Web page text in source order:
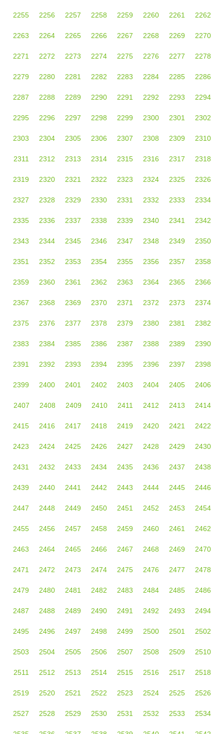
2255 2256 2257 2258 2259 2260 2261 2262
2263 2264 2265 2266 2267 2268 2269 2270
2271 2272 2273 2274 2275 2276 2277 2278
2279 2280 2281 2282 2283 2284 2285 2286
2287 2288 2289 2290 2291 2292 2293 2294
2295 2296 2297 2298 2299 2300 2301 2302
2303 2304 2305 2306 2307 2308 2309 2310
2311 2312 2313 2314 2315 2316 2317 2318
2319 2320 2321 2322 2323 2324 2325 2326
2327 2328 2329 2330 2331 2332 2333 2334
2335 2336 2337 2338 2339 2340 2341 2342
2343 2344 2345 2346 2347 2348 2349 2350
2351 2352 2353 2354 2355 2356 2357 2358
2359 2360 2361 2362 2363 2364 2365 2366
2367 2368 2369 2370 2371 2372 2373 2374
2375 2376 2377 2378 2379 2380 2381 2382
2383 2384 2385 2386 2387 2388 2389 2390
2391 2392 2393 2394 2395 2396 2397 2398
2399 2400 2401 2402 2403 2404 2405 2406
2407 2408 2409 2410 2411 2412 2413 2414
2415 2416 2417 2418 2419 2420 2421 2422
2423 2424 2425 2426 2427 2428 2429 2430
2431 2432 2433 2434 2435 2436 2437 2438
2439 2440 2441 2442 2443 2444 2445 2446
2447 2448 2449 2450 2451 2452 2453 2454
2455 2456 2457 2458 2459 2460 2461 2462
2463 2464 2465 2466 2467 2468 2469 2470
2471 2472 2473 2474 2475 2476 2477 2478
2479 2480 2481 2482 2483 2484 2485 2486
2487 2488 2489 2490 2491 2492 2493 2494
2495 2496 2497 2498 2499 2500 2501 2502
2503 2504 2505 2506 2507 2508 2509 2510
2511 2512 2513 2514 2515 2516 2517 2518
2519 2520 2521 2522 2523 2524 2525 2526
2527 2528 2529 2530 2531 2532 2533 2534